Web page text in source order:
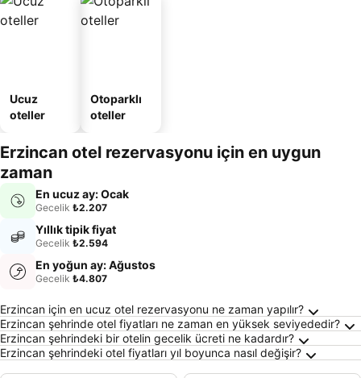
Ucuz
oteller
Otoparklı
oteller
Erzincan otel rezervasyonu için en uygun
zaman
En ucuz ay: Ocak
Gecelik ₺2.207
Yıllık tipik fiyat
Gecelik ₺2.594
En yoğun ay: Ağustos
Gecelik ₺4.807
Erzincan Hakkında Sıkça Sorulan Sorular
Erzincan için en ucuz otel rezervasyonu ne zaman yapılır?
Erzincan şehrinde otel fiyatları ne zaman en yüksek seviyededir?
Erzincan şehrindeki bir otelin gecelik ücreti ne kadardır?
Erzincan şehrindeki otel fiyatları yıl boyunca nasıl değişir?